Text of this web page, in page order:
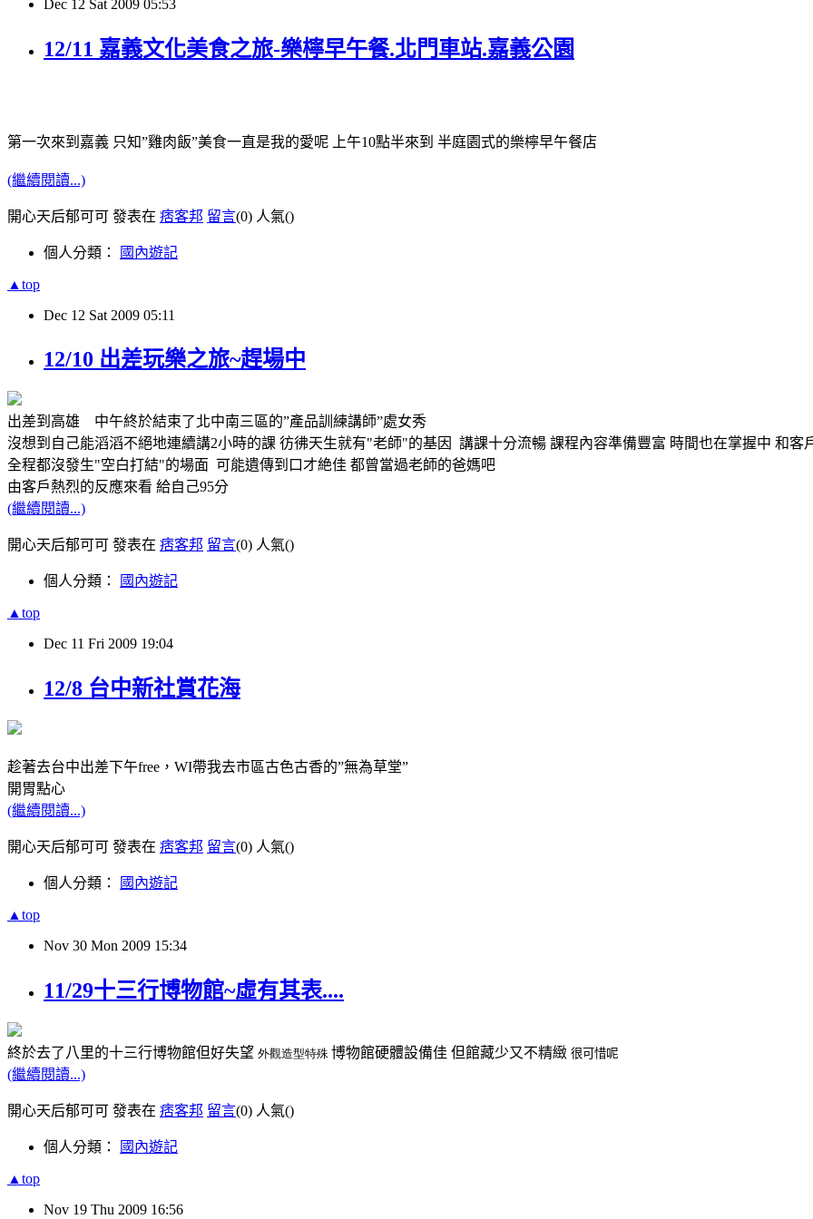
Dec 12 Sat 2009 05:53
12/11 嘉義文化美食之旅-樂檸早午餐.北門車站.嘉義公園
第一次來到嘉義 只知”雞肉飯”美食一直是我的愛呢 上午10點半來到 半庭園式的樂檸早午餐店
(繼續閱讀...)
開心天后郁可可 發表在 痞客邦 留言(0) 人氣()
個人分類： 國內遊記
▲top
Dec 12 Sat 2009 05:11
12/10 出差玩樂之旅~趕場中
出差到高雄 中午終於結束了北中南三區的”產品訓練講師”處女秀
沒想到自己能滔滔不絕地連續講2小時的課 彷彿天生就有"老師"的基因 講課十分流暢 課程內容準備豐富 時間也在掌握中 和客
全程都沒發生"空白打結"的場面 可能遺傳到口才絶佳 都曾當過老師的爸媽吧
由客戶熱烈的反應來看 給自己95分
(繼續閱讀...)
開心天后郁可可 發表在 痞客邦 留言(0) 人氣()
個人分類： 國內遊記
▲top
Dec 11 Fri 2009 19:04
12/8 台中新社賞花海
趁著去台中出差下午free，WI帶我去市區古色古香的”無為草堂”
開胃點心
(繼續閱讀...)
開心天后郁可可 發表在 痞客邦 留言(0) 人氣()
個人分類： 國內遊記
▲top
Nov 30 Mon 2009 15:34
11/29十三行博物館~虛有其表....
終於去了八里的十三行博物館但好失望 外觀造型特殊 博物館硬體設備佳 但館藏少又不精緻 很可惜呢
(繼續閱讀...)
開心天后郁可可 發表在 痞客邦 留言(0) 人氣()
個人分類： 國內遊記
▲top
Nov 19 Thu 2009 16:56